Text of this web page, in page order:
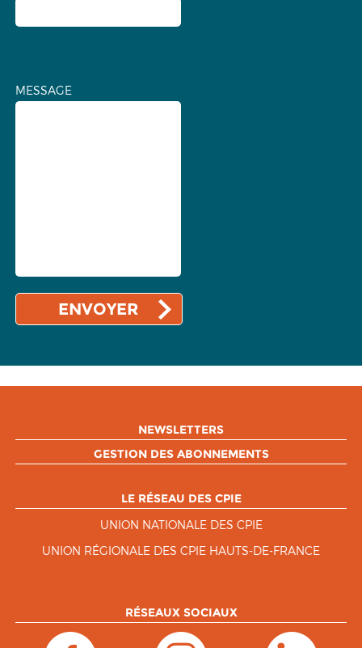
MESSAGE
NEWSLETTERS
GESTION DES ABONNEMENTS
LE RÉSEAU DES CPIE
UNION NATIONALE DES CPIE
UNION RÉGIONALE DES CPIE HAUTS-DE-FRANCE
RÉSEAUX SOCIAUX